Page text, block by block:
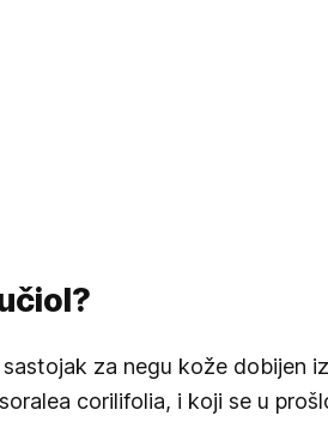
za negu kože dobijen
corilifolia, i koji se u